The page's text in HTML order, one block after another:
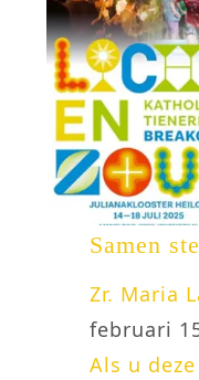
Samen
Zr. Maria
februari
Als u